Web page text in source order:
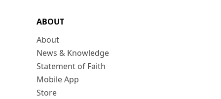
ABOUT
About
News & Knowledge
Statement of Faith
Mobile App
Store